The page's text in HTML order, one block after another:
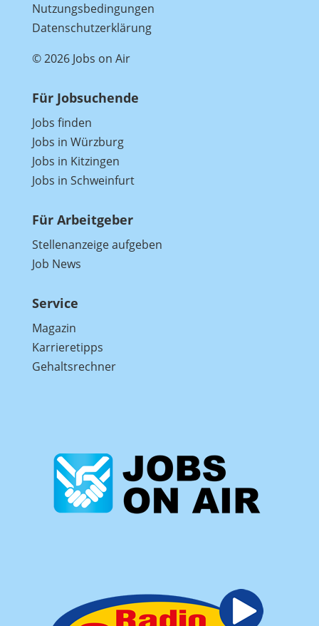
Nutzungsbedingungen
Datenschutzerklärung
© 2026 Jobs on Air
Für Jobsuchende
Jobs finden
Jobs in Würzburg
Jobs in Kitzingen
Jobs in Schweinfurt
Für Arbeitgeber
Stellenanzeige aufgeben
Job News
Service
Magazin
Karrieretipps
Gehaltsrechner